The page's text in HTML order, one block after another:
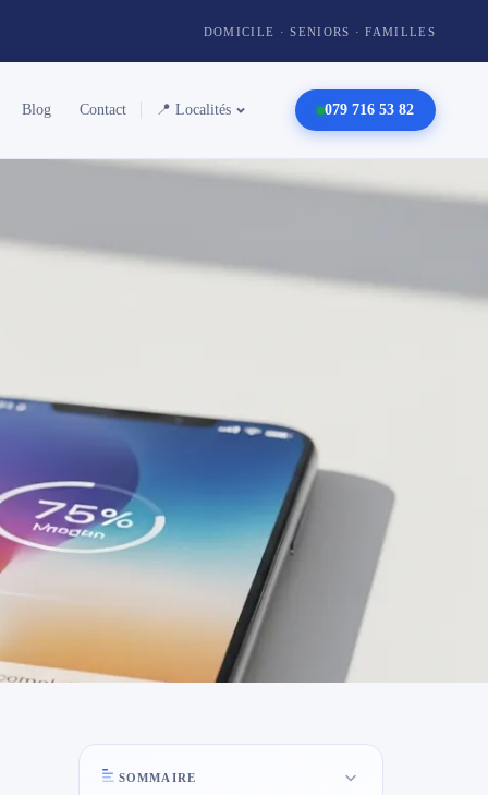
DOMICILE · SENIORS · FAMILLES
Blog Contact 📍 Localités 079 716 53 82
SOMMAIRE